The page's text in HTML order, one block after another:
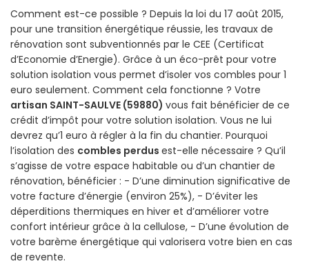
Comment est-ce possible ? Depuis la loi du 17 août 2015,
pour une transition énergétique réussie, les travaux de
rénovation sont subventionnés par le CEE (Certificat
d’Economie d’Energie). Grâce à un éco-prêt pour votre
solution isolation vous permet d’isoler vos combles pour 1
euro seulement. Comment cela fonctionne ? Votre
artisan SAINT-SAULVE (59880) vous fait bénéficier de ce
crédit d’impôt pour votre solution isolation. Vous ne lui
devrez qu’1 euro à régler à la fin du chantier. Pourquoi
l’isolation des combles perdus est-elle nécessaire ? Qu’il
s’agisse de votre espace habitable ou d’un chantier de
rénovation, bénéficier : - D’une diminution significative de
votre facture d’énergie (environ 25%), - D’éviter les
déperditions thermiques en hiver et d’améliorer votre
confort intérieur grâce à la cellulose, - D’une évolution de
votre barème énergétique qui valorisera votre bien en cas
de revente.